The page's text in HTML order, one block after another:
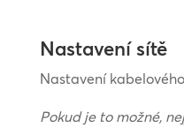
Nastavení sítě
Nastavení
Pokud je to možné,